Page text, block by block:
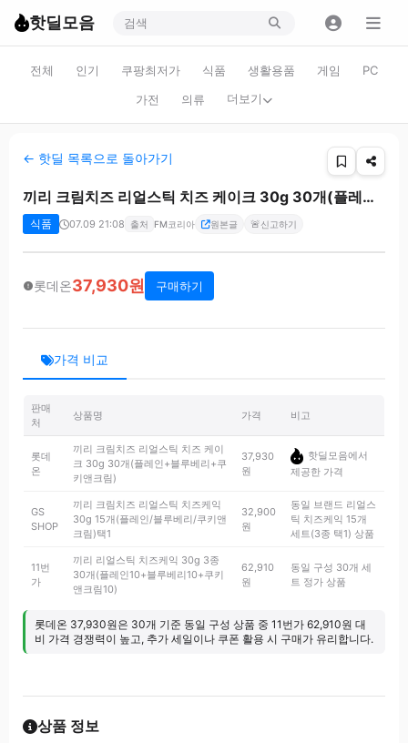
핫딜모음
전체 인기 쿠팡최저가 식품 생활용품 게임
PC
가전
의류 더보기
← 핫딜 목록으로 돌아가기
끼리 크림치즈 리얼스틱 치즈 케이크 30g 30개(플레인+블루베리+쿠키앤크림)
식품 07.09 21:08 출처 FM코리아 원본글 🚨신고하기
롯데온37,930원 구매하기
가격 비교
판매
처
상품명 가격 비고
롯데
온
끼리 크림치즈 리얼스틱 치즈 케이
크 30g 30개(플레인+블루베리+쿠
키앤크림)
37,930
원
핫딜모음에서
제공한 가격
GS
SHOP
끼리 크림치즈 리얼스틱 치즈케익
30g 15개(플레인/블루베리/쿠키앤
크림)택1
32,900
원
동일 브랜드 리얼스
틱 치즈케익 15개
세트(3종 택1) 상품
11번
가
끼리 리얼스틱 치즈케익 30g 3종
30개(플레인10+블루베리10+쿠키
앤크림10)
62,910
원
동일 구성 30개 세
트 정가 상품
롯데온 37,930원은 30개 기준 동일 구성 상품 중 11번가 62,910원 대
비 가격 경쟁력이 높고, 추가 세일이나 쿠폰 활용 시 구매가 유리합니다.
상품 정보